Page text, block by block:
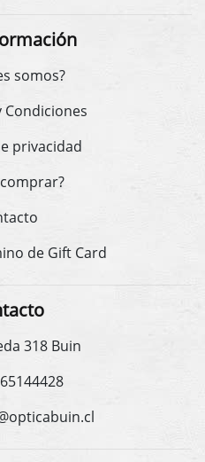
somos?
Condiciones
privacidad
de Gift Card
318 Buin